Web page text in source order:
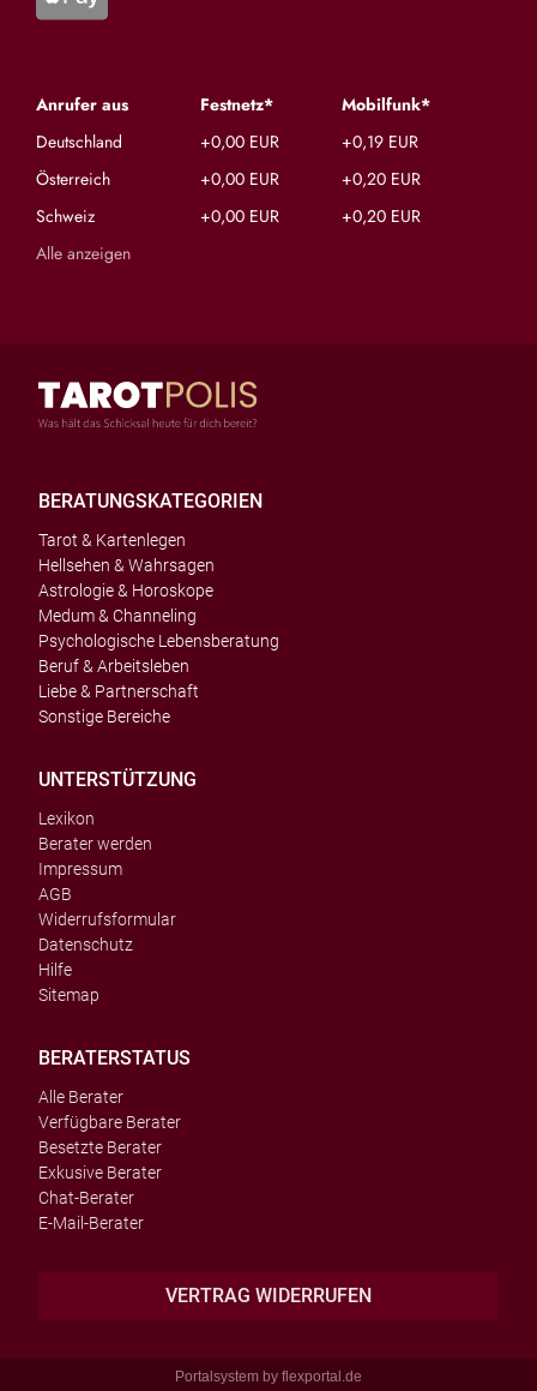
Anrufer aus Festnetz*
Mobilfunk*
Deutschland
+0,00 EUR
+0,19 EUR
Österreich
+0,00 EUR
+0,20 EUR
Schweiz
+0,00 EUR
+0,20 EUR
Alle anzeigen
BERATUNGSKATEGORIEN
Tarot & Kartenlegen
Hellsehen & Wahrsagen
Astrologie & Horoskope
Medum & Channeling
Psychologische Lebensberatung
Beruf & Arbeitsleben
Liebe & Partnerschaft
Sonstige Bereiche
UNTERSTÜTZUNG
Lexikon
Berater werden
Impressum
AGB
Widerrufsformular
Datenschutz
Hilfe
Sitemap
BERATERSTATUS
Alle Berater
Verfügbare Berater
Besetzte Berater
Exkusive Berater
Chat-Berater
E-Mail-Berater
VERTRAG WIDERRUFEN
Portalsystem by flexportal.de